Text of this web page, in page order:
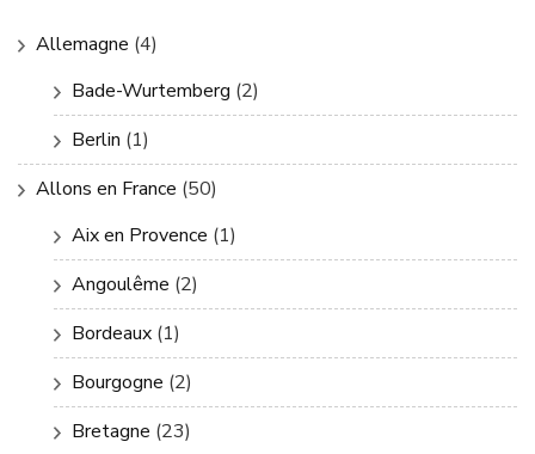
Allemagne (4)
Bade-Wurtemberg (2)
Berlin (1)
Allons en France (50)
Aix en Provence (1)
Angoulême (2)
Bordeaux (1)
Bourgogne (2)
Bretagne (23)